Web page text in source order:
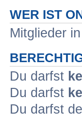
WER IST
Mitglieder
Du darfst
Du darfst
Du darfst